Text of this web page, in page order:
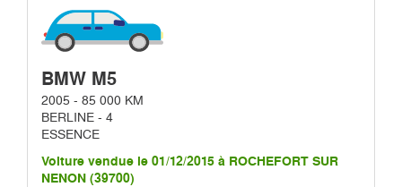
BMW M5
2005 - 85 000 KM
BERLINE - 4
ESSENCE
Voiture vendue le 01/12/2015 à ROCHEFORT SUR
NENON (39700)